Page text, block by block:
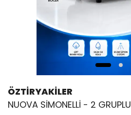
ÖZTİRYAKİLER
NUOVA SİMONELLİ - 2 GRUPLU